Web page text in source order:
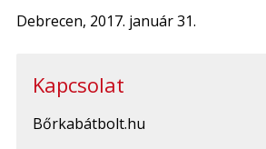
Debrecen, 2017. január 31.
Kapcsolat
Bőrkabátbolt.hu